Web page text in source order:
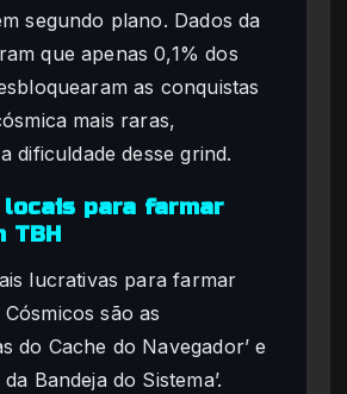
segundo plano. Dados da
que apenas 0,1% dos
as conquistas
mais raras,
dificuldade desse grind.
locais para farmar
TBH
lucrativas para farmar
são as
do Cache do Navegador’ e
Bandeja do Sistema’.